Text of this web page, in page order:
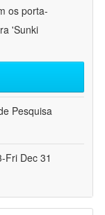
os porta-
'Sunki
Pesquisa
Fri Dec 31